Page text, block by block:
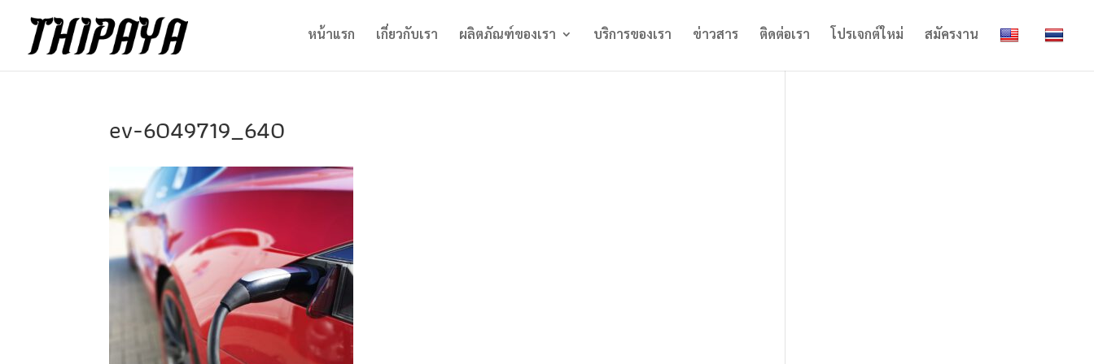
หน้าแรก เกี่ยวกับเรา ผลิตภัณฑ์ของเรา บริการของเรา ข่าวสาร ติดต่อเรา โปรเจกต์ใหม่ สมัครงาน
ev-6049719_640